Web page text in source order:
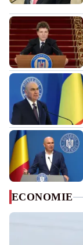
ECONOMIE